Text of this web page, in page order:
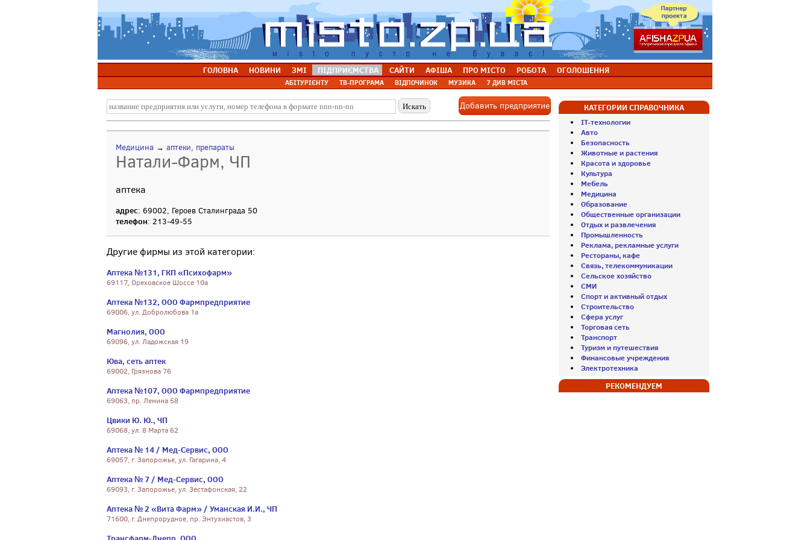
ГОЛОВНА НОВИНИ ЗМІ ПІДПРИЄМСТВА САЙТИ АФІША ПРО МІСТО РОБОТА ОГОЛОШЕННЯ
АБІТУРІЄНТУ ТВ-ПРОГРАМА ВІДПОЧИНОК МУЗИКА 7 ДИВ МІСТА
Добавить предприятие
Медицина → аптеки, препараты
Натали-Фарм, ЧП
аптека
адрес: 69002, Героев Сталинграда 50
телефон: 213-49-55
Другие фирмы из этой категории:
Аптека №131, ГКП «Психофарм»
69117, Ореховское Шоссе 10а
Аптека №132, ООО Фармпредприятие
69006, ул. Добролюбова 1а
Магнолия, ООО
69096, ул. Ладожская 19
Юва, сеть аптек
69002, Грязнова 76
Аптека №107, ООО Фармпредприятие
69063, пр. Ленина 58
Цвики Ю. Ю., ЧП
69068, ул. 8 Марта 62
Аптека № 14 / Мед-Сервис, ООО
69057, г. Запорожье, ул. Гагарина, 4
Аптека № 7 / Мед-Сервис, ООО
69093, г. Запорожье, ул. Зестафонская, 22
Аптека № 2 «Вита Фарм» / Уманская И.И., ЧП
71600, г. Днепрорудное, пр. Энтузиастов, 3
КАТЕГОРИИ СПРАВОЧНИКА
IT-технологии
Авто
Безопасность
Животные и растения
Красота и здоровье
Культура
Мебель
Медицина
Образование
Общественные организации
Отдых и развлечения
Промышленность
Реклама, рекламные услуги
Рестораны, кафе
Связь, телекоммуникации
Сельское хозяйство
СМИ
Спорт и активный отдых
Строительство
Сфера услуг
Торговая сеть
Транспорт
Туризм и путешествия
Финансовые учреждения
Электротехника
РЕКОМЕНДУЕМ